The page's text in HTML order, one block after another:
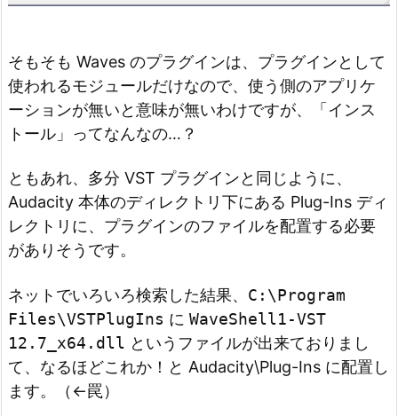
そもそも Waves のプラグインは、プラグインとして
使われるモジュールだけなので、使う側のアプリケ
ーションが無いと意味が無いわけですが、「インス
トール」ってなんなの…？
ともあれ、多分 VST プラグインと同じように、
Audacity 本体のディレクトリ下にある Plug-Ins ディ
レクトリに、プラグインのファイルを配置する必要
がありそうです。
ネットでいろいろ検索した結果、 C:\Program
Files\VSTPlugIns に WaveShell1-VST
12.7_x64.dll というファイルが出来ておりまし
て、なるほどこれか！と Audacity\Plug-Ins に配置し
ます。（←罠）